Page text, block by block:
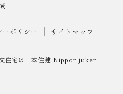
ーポリシー サイトマップ
住宅は日本住建 Nippon juken